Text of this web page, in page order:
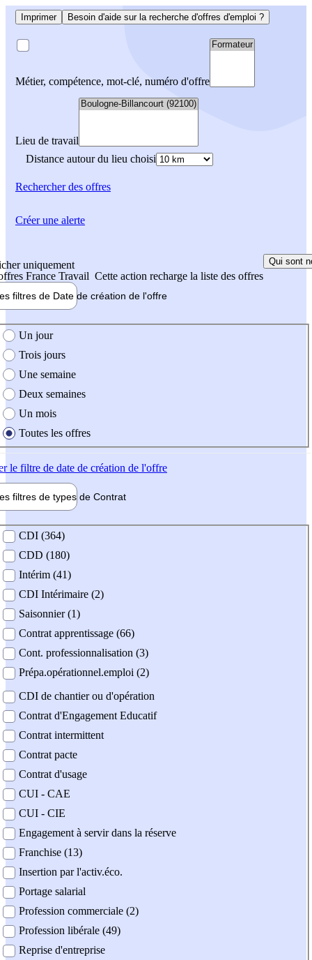
Imprimer Besoin d'aide sur la recherche d'offres d'emploi ?
Métier, compétence, mot-clé, numéro d'offre
Lieu de travail
Distance autour du lieu choisi
Rechercherdes offres
uniquement
France Travail Cette action recharge la liste des offres
Qui sont
filtres de Date de création de l'offre
création de l'offre
Un jour
Trois jours
Une semaine
Deux semaines
Un mois
Toutes les offres
le filtre de date de création de l'offre
filtres de types de Contrat
contrat
CDI (364)
CDD (180)
Intérim (41)
CDI Intérimaire (2)
Saisonnier (1)
Contrat apprentissage (66)
Cont. professionnalisation (3)
Prépa.opérationnel.emploi (2)
CDI de chantier ou d'opération
Contrat d'Engagement Educatif
Contrat intermittent
Contrat pacte
Contrat d'usage
CUI - CAE
CUI - CIE
Engagement à servir dans la réserve
Franchise (13)
Insertion par l'activ.éco.
Portage salarial
Profession commerciale (2)
Profession libérale (49)
Reprise d'entreprise
Créer une alerte